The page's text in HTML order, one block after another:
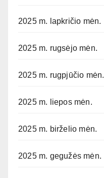
2025 m. lapkričio mėn.
2025 m. rugsėjo mėn.
2025 m. rugpjūčio mėn.
2025 m. liepos mėn.
2025 m. birželio mėn.
2025 m. gegužės mėn.